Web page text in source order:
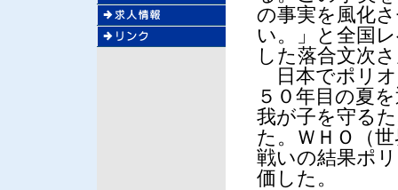
の事実を風化
い。」と全国
した落合文次
日本でポリオ
５０年目の夏
我が子を守る
た。ＷＨＯ（
戦いの結果ポ
価した。